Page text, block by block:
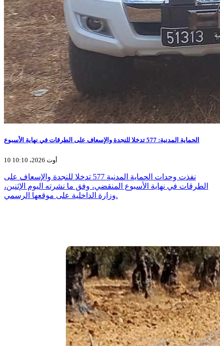
الحماية المدنية: 577 تدخلا للنجدة والإسعاف على الطرقات في نهاية الأسبوع
10 أوت 2026، 10:10
نفذت وحدات الحماية المدنية 577 تدخلا للنجدة والإسعاف على
الطرقات في نهاية الأسبوع المنقضي، وفق ما نشرته اليوم الإثنين،
وزارة الداخلية على موقعها الرسمي.